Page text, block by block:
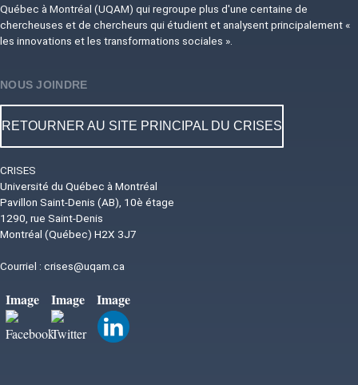
Québec à Montréal (UQAM) qui regroupe plus d'une centaine de
chercheuses et de chercheurs qui étudient et analysent principalement «
les innovations et les transformations sociales ».
NOUS JOINDRE
RETOURNER AU SITE PRINCIPAL DU CRISES
CRISES
Université du Québec à Montréal
Pavillon Saint-Denis (AB), 10è étage
1290, rue Saint-Denis
Montréal (Québec) H2X 3J7
Courriel : crises@uqam.ca
Image Image Image